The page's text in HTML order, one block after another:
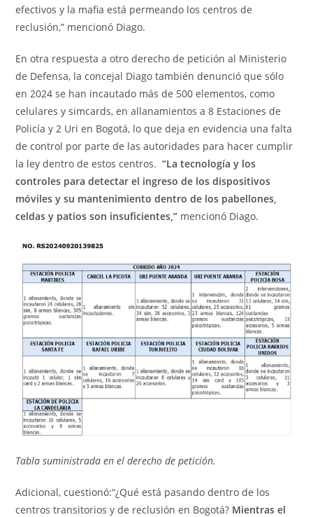
efectivos y la mafia está permeando los centros de
reclusión,” mencionó Diago.
En otra respuesta a otro derecho de petición al Ministerio
de Defensa, la concejal Diago también denunció que sólo
en 2024 se han incautado más de 500 elementos, como
celulares y simcards, en allanamientos a 8 Estaciones de
Policía y 2 Uri en Bogotá, lo que deja en evidencia una falta
de control por parte de las autoridades para hacer cumplir
la ley dentro de estos centros.“La tecnología y los
controles para detectar el ingreso de los dispositivos
móviles y su mantenimiento dentro de los pabellones,
celdas y patios son insuficientes,” mencionó Diago.
Tabla suministrada en el derecho de petición.
Adicional, cuestionó:“¿Qué está pasando dentro de los
centros transitorios y de reclusión en Bogotá? Mientras el